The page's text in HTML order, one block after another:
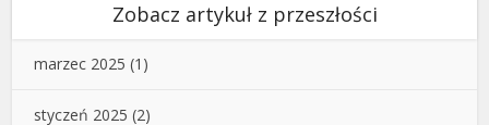
Zobacz artykuł z przeszłości
marzec 2025 (1)
styczeń 2025 (2)